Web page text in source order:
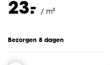
23.
- / m²
Bezorgen 8 dagen